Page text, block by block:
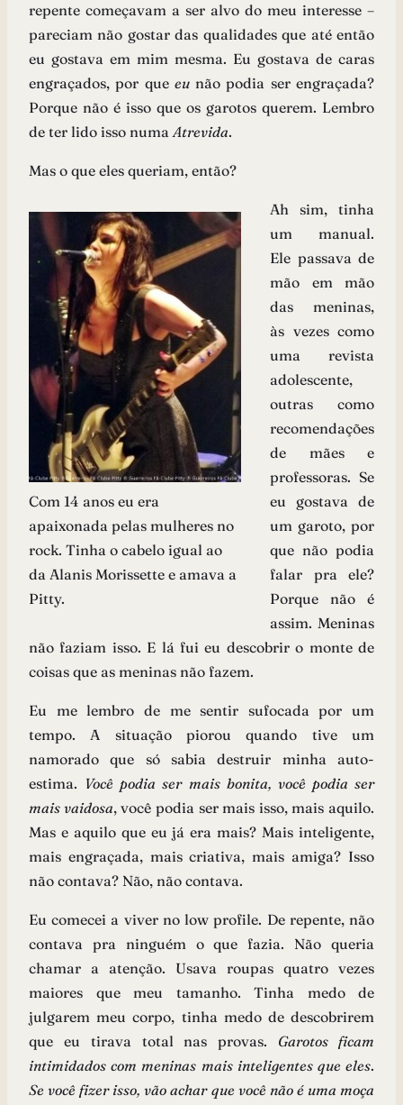
repente começavam a ser alvo do meu interesse –
pareciam não gostar das qualidades que até então
eu gostava em mim mesma. Eu gostava de caras
engraçados, por que eunão podia ser engraçada?
Porque não é isso que os garotos querem. Lembro
de ter lido isso numaAtrevida.
Mas o que eles queriam, então?
Com 14 anos eu era
apaixonada pelas mulheres no
rock. Tinha o cabelo igual ao
da Alanis Morissette e amava a
Pitty.
Ah sim, tinha
um manual.
Ele passava de
mão em mão
das meninas,
às vezes como
uma revista
adolescente,
outras como
recomendações
de mães e
professoras. Se
eu gostava de
um garoto, por
que não podia
falar pra ele?
Porque não é
assim. Meninas
não faziam isso. E lá fui eu descobrir o monte de
coisas que as meninas não fazem.
Eu me lembro de me sentir sufocada por um
tempo. A situação piorou quando tive um
namorado que só sabia destruir minha auto-
estima. Você podia ser mais bonita, você podia ser
mais vaidosa, você podia ser mais isso, mais aquilo.
Mas e aquilo que eu já era mais? Mais inteligente,
mais engraçada, mais criativa, mais amiga? Isso
não contava? Não, não contava.
Eu comecei a viver no low profile. De repente, não
contava pra ninguém o que fazia. Não queria
chamar a atenção. Usava roupas quatro vezes
maiores que meu tamanho. Tinha medo de
julgarem meu corpo, tinha medo de descobrirem
que eu tirava total nas provas. Garotos ficam
intimidados com meninas mais inteligentes que eles.
Se você fizer isso, vão achar que você não é uma moça